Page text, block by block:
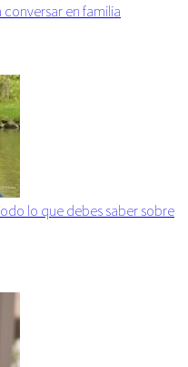
conversar en familia
lo que debes saber sobre